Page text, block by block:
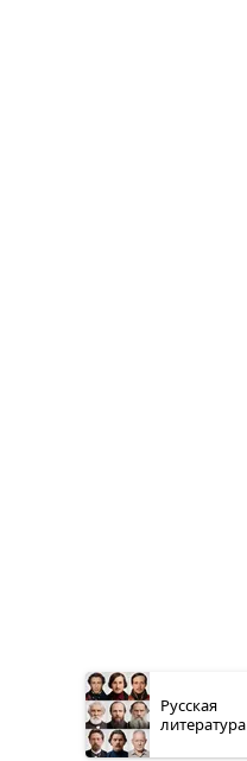
Русская
литература